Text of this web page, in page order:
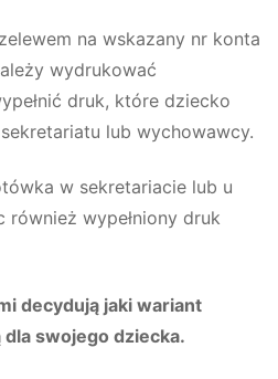
na wskazany nr konta
wydrukować
druk, które dziecko
lub wychowawcy.
w sekretariacie lub u
wypełniony druk
decydują jaki wariant
swojego dziecka.